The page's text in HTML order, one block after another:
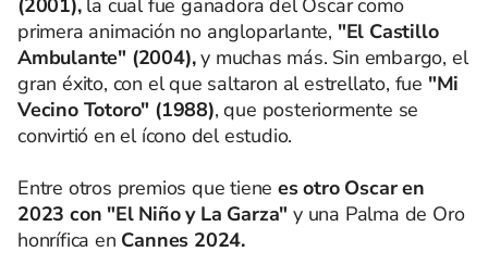
primera animación no angloparlante, "El Castillo
Ambulante" (2004),y muchas más. Sin embargo, el
gran éxito, con el que saltaron al estrellato, fue "Mi
Vecino Totoro" (1988), que posteriormente se
convirtió en el ícono del estudio.
Entre otros premios que tiene es otro Oscar en
2023 con "El Niño y La Garza"y una Palma de Oro
honrífica en Cannes 2024.